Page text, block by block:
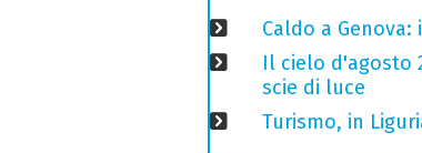
Caldo a
Il cielo d'agosto
scie di luce
Turismo, in